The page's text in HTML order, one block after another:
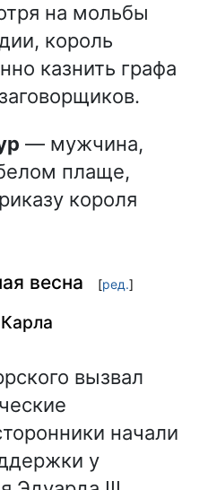
на мольбы
король
казнить графа
— мужчина,
плаще,
короля
весна [ред.]
вызвал
начали
у